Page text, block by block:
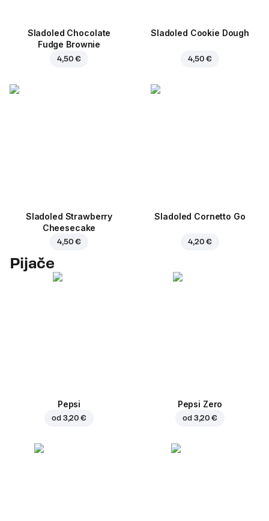
Sladoled Chocolate
Fudge Brownie
4,50 €
Sladoled Cookie Dough
4,50 €
Sladoled Strawberry
Cheesecake
4,50 €
Sladoled Cornetto Go
4,20 €
Pijače
Pepsi
od 3,20 €
Pepsi Zero
od 3,20 €